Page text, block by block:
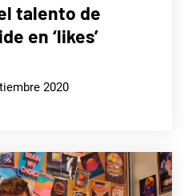
talento de
en ‘likes’
2020